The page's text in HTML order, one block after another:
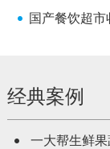
国产餐饮超
经典案例
一大帮生鲜